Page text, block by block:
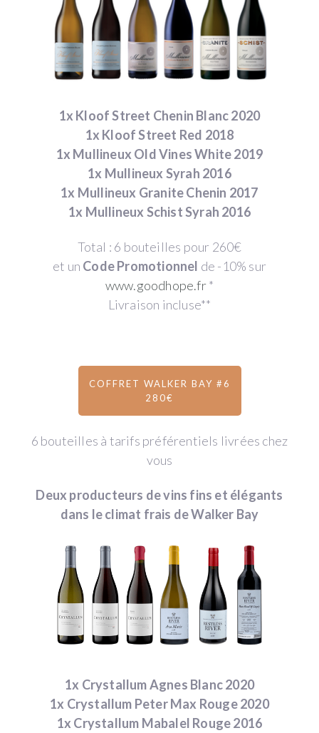
1x Kloof Street Chenin Blanc 2020
1x Kloof Street Red 2018
1x Mullineux Old Vines White 2019
1x Mullineux Syrah 2016
1x Mullineux Granite Chenin 2017
1x Mullineux Schist Syrah 2016
Total : 6 bouteilles pour 260€
et un Code Promotionnel de -10% sur
www.goodhope.fr*
Livraison incluse**
COFFRET WALKER BAY #6
280€
6 bouteilles à tarifs préférentiels livrées chez
vous
Deux producteurs de vins fins et élégants
dans le climat frais de Walker Bay
1x Crystallum Agnes Blanc 2020
1x Crystallum Peter Max Rouge 2020
1x Crystallum Mabalel Rouge 2016